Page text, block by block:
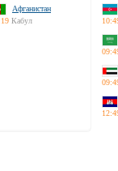
Афганистан
Кабул